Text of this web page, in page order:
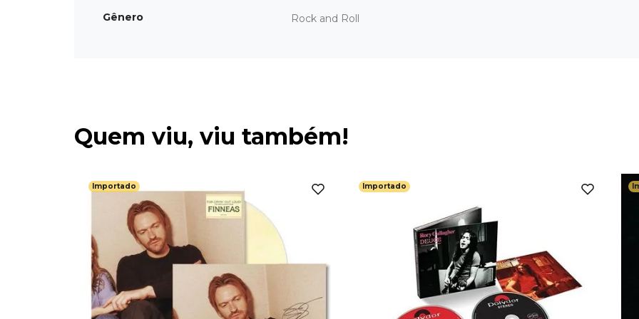
Gênero Rock and Roll
Quem viu, viu também!
Importado Importado